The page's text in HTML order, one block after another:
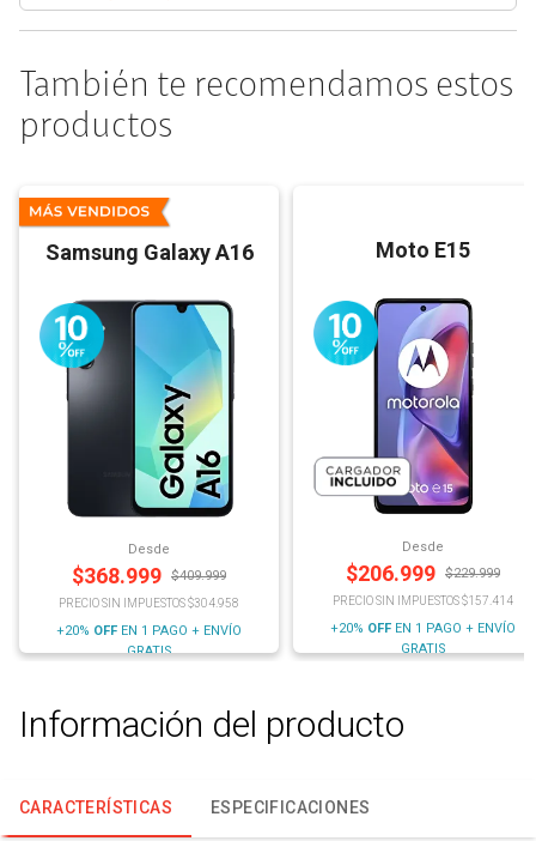
También te recomendamos estos
productos
Samsung Galaxy A16
Desde
$368.999 $409.999
PRECIO SIN IMPUESTOS $304.958
+20% OFF EN 1 PAGO + ENVÍO
GRATIS
Moto E15
Desde
$206.999 $229.999
PRECIO SIN IMPUESTOS $157.414
+20% OFF EN 1 PAGO + ENVÍO
GRATIS
Información del producto
CARACTERÍSTICAS ESPECIFICACIONES